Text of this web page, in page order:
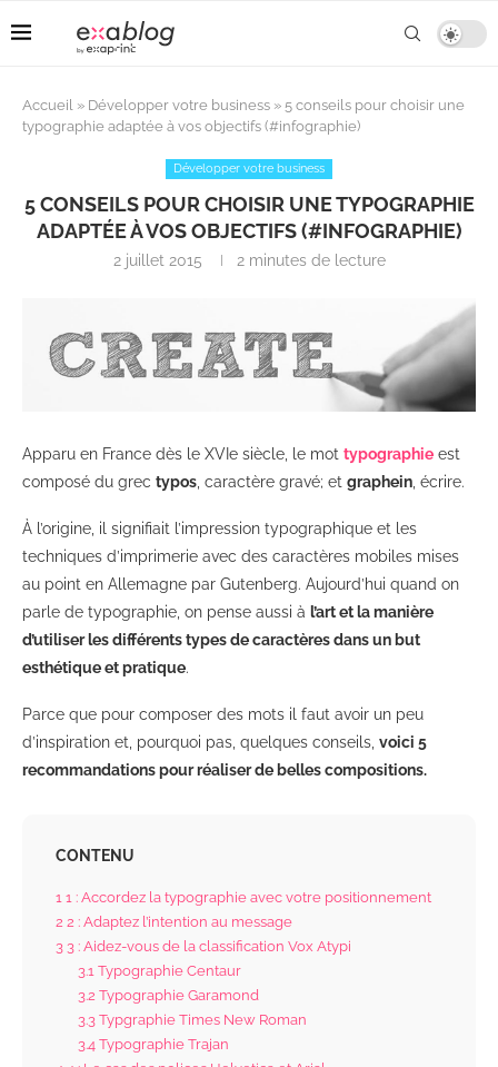
Accueil » Développer votre business » 5 conseils pour choisir une
typographie adaptée à vos objectifs (#infographie)
Développer votre business
5 CONSEILS POUR CHOISIR UNE TYPOGRAPHIE
ADAPTÉE À VOS OBJECTIFS (#INFOGRAPHIE)
2 juillet 2015 2 minutes de lecture
Apparu en France dès le XVIe siècle, le mot typographie est
composé du grec typos , caractère gravé; et graphein , écrire.
À l’origine, il signifiait l’impression typographique et les
techniques d’imprimerie avec des caractères mobiles mises
au point en Allemagne par Gutenberg. Aujourd’hui quand on
parle de typographie, on pense aussi à l’art et la manière
d’utiliser les différents types de caractères dans un but
esthétique et pratique.
Parce que pour composer des mots il faut avoir un peu
d’inspiration et, pourquoi pas, quelques conseils, voici 5
recommandations pour réaliser de belles compositions.
CONTENU
1 1 : Accordez la typographie avec votre positionnement
2 2 : Adaptez l’intention au message
3 3 : Aidez-vous de la classification Vox Atypi
3.1 Typographie Centaur
3.2 Typographie Garamond
3.3 Typgraphie Times New Roman
3.4 Typographie Trajan